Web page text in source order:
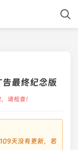
最终纪念版
请检查！
天没有更新，若